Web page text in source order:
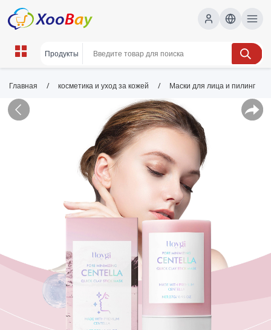
Главная / косметика и уход за кожей / Маски для лица и пилинг